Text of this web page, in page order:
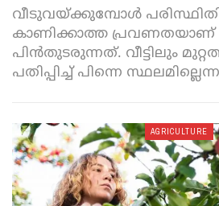
വീടുവയ്ക്കുമ്പോള്‍
കാണിക്കാത്ത പ്രവണതയാണ്
പിന്‍തുടരുന്നത്. വീട്ടിലും
പതിപ്പിച്ച് പിന്നെ
AGRICULTURE